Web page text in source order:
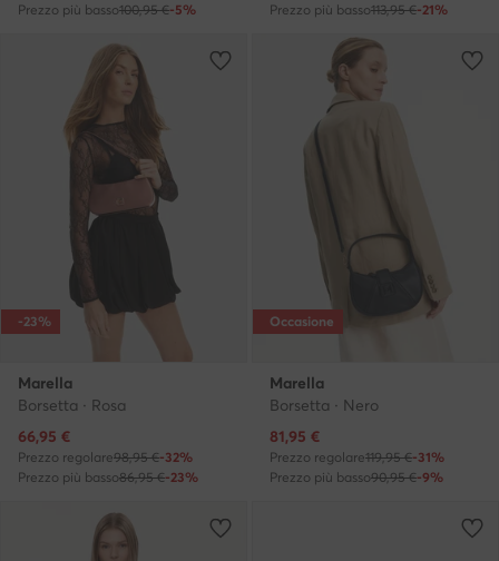
Prezzo più basso100,95 €-5%
Prezzo più basso113,95 €-21%
-23%
Marella
Borsetta · Rosa
Prezzo attuale
66,95 €
Prezzo regolare98,95 €-32%
Prezzo più basso86,95 €-23%
Occasione
Marella
Borsetta · Nero
Prezzo attuale
81,95 €
Prezzo regolare119,95 €-31%
Prezzo più basso90,95 €-9%